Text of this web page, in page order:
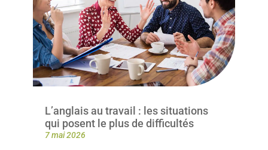
L’anglais au travail : les situations
qui posent le plus de difficultés
7 mai 2026